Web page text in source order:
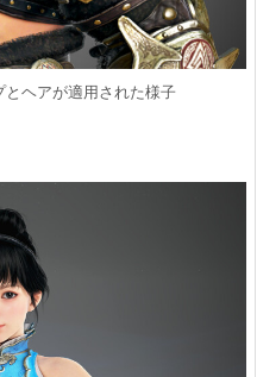
ヘアが適用された様子